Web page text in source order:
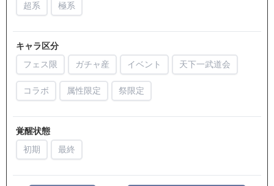
超系
極系
キャラ区分
フェス限
ガチャ産 イベント 天下一武道会
コラボ 属性限定 祭限定
覚醒状態
初期
最終